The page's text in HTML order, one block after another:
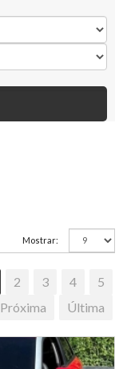
Mostrar:
2 3 4
5
Próxima
Última